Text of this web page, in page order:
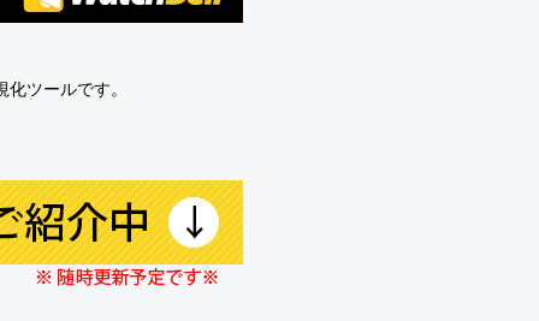
ツールです。